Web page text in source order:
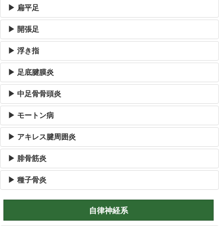
▶ 扁平足
▶ 開張足
▶ 浮き指
▶ 足底腱膜炎
▶ 中足骨骨頭炎
▶ モートン病
▶ アキレス腱周囲炎
▶ 腓骨筋炎
▶ 種子骨炎
自律神経系